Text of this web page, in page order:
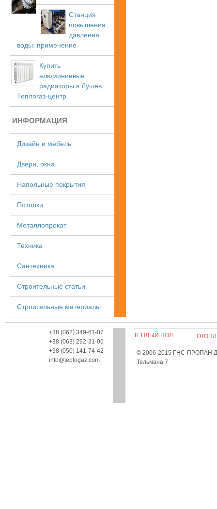
Станция
повышения
давления
воды: применение
Купить
алюминиевые
радиаторы в Лушев
Теплогаз-центр
ИНФОРМАЦИЯ
Дизайн и мебель
Двери, окна
Напольные покрытия
Потолки
Металлопрокат
Техника
Сантехника
Строительные статьи
Строительные материалы
+38 (062) 349-61-07
+38 (063) 292-31-06
+38 (050) 141-74-42
info@teplogaz.com
ТЕПЛЫЙ ПОЛ
© 2006-2015 ГНС-ПРОПАН
Тельмана 7